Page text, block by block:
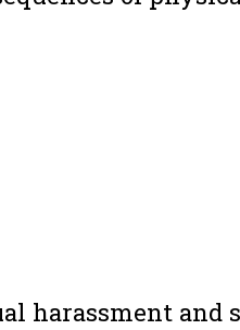
harassment